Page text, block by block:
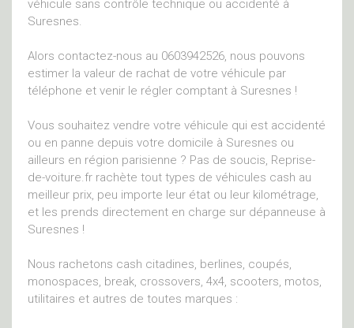
véhicule sans contrôle technique ou accidenté à
Suresnes.
Alors contactez-nous au 0603942526, nous pouvons
estimer la valeur de rachat de votre véhicule par
téléphone et venir le régler comptant à Suresnes !
Vous souhaitez vendre votre véhicule qui est accidenté
ou en panne depuis votre domicile à Suresnes ou
ailleurs en région parisienne ? Pas de soucis, Reprise-
de-voiture.fr rachète tout types de véhicules cash au
meilleur prix, peu importe leur état ou leur kilométrage,
et les prends directement en charge sur dépanneuse à
Suresnes !
Nous rachetons cash citadines, berlines, coupés,
monospaces, break, crossovers, 4x4, scooters, motos,
utilitaires et autres de toutes marques :